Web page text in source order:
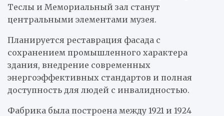
Теслы и Мемориальный зал станут
центральными элементами музея.
Планируется реставрация фасада с
сохранением промышленного характера
здания, внедрение современных
энергоэффективных стандартов и полная
доступность для людей с инвалидностью.
Фабрика была построена между 1921 и 1924